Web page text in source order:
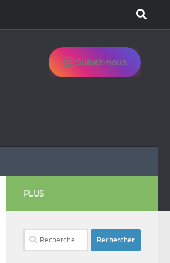
Suivez-nous
PLUS
Rechercher :